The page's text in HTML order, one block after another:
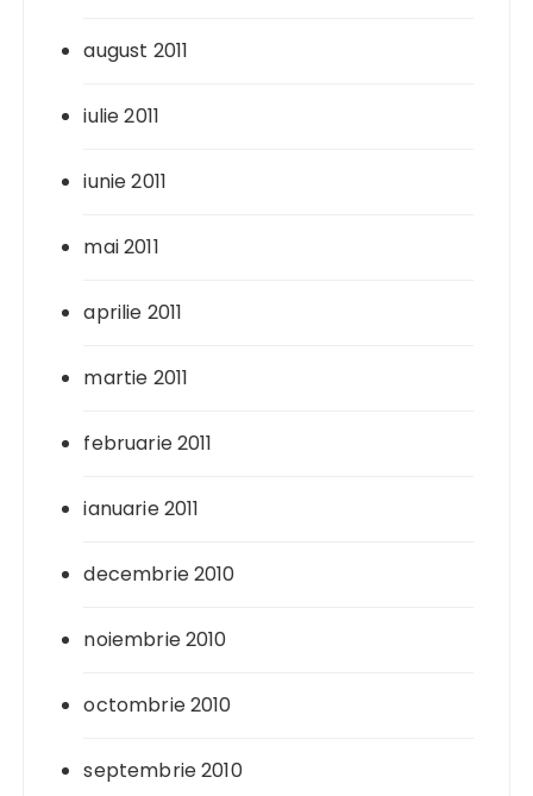
august 2011
iulie 2011
iunie 2011
mai 2011
aprilie 2011
martie 2011
februarie 2011
ianuarie 2011
decembrie 2010
noiembrie 2010
octombrie 2010
septembrie 2010